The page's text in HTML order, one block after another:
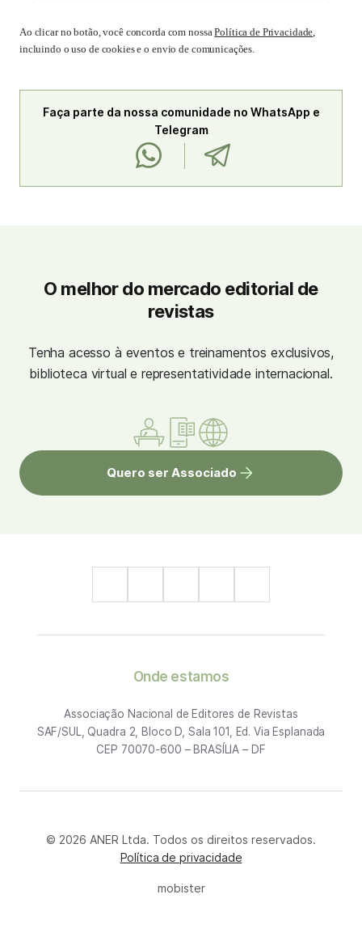
Ao clicar no botão, você concorda com nossaPolítica de Privacidade,
incluindo o uso de cookies e o envio de comunicações.
Faça parte da nossa comunidade no WhatsApp e
Telegram
O melhor do mercado editorial de
revistas
Tenha acesso à eventos e treinamentos exclusivos,
biblioteca virtual e representatividade internacional.
Quero ser Associado
Onde estamos
Associação Nacional de Editores de Revistas
SAF/SUL, Quadra 2, Bloco D, Sala 101, Ed. Via Esplanada
CEP 70070-600 – BRASÍLIA – DF
© 2026 ANER Ltda. Todos os direitos reservados.
Política de privacidade
mobister